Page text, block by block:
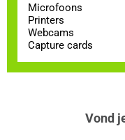
Microfoons
Printers
Webcams
Capture cards
Vond